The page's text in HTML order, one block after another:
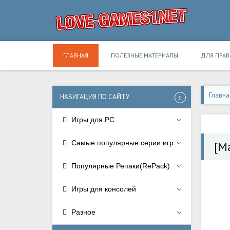
ГЛАВНАЯ ПОЛЕЗНЫЕ МАТЕРИАЛЫ ДЛЯ
НАВИГАЦИЯ ПО САЙТУ
Игры для PC
Самые популярные серии игр
Популярные Репаки(RePack)
Игры для консолей
Разное